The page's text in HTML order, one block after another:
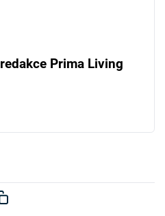
redakce Prima Living